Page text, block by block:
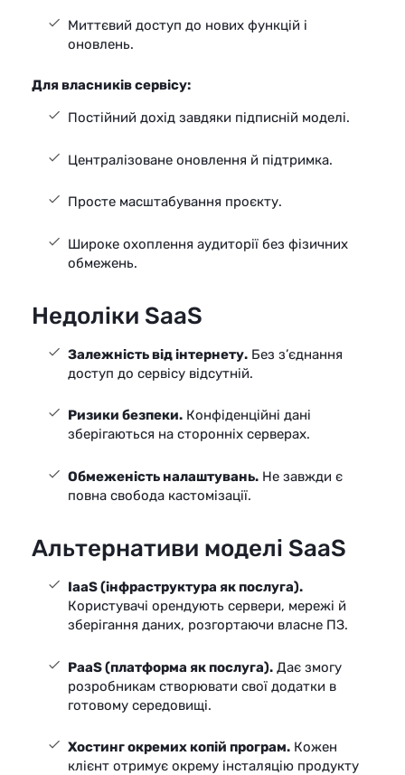
Миттєвий доступ до нових функцій і
оновлень.
Для власників сервісу:
Постійний дохід завдяки підписній моделі.
Централізоване оновлення й підтримка.
Просте масштабування проєкту.
Широке охоплення аудиторії без фізичних
обмежень.
Недоліки SaaS
Залежність від інтернету. Без з’єднання
доступ до сервісу відсутній.
Ризики безпеки. Конфіденційні дані
зберігаються на сторонніх серверах.
Обмеженість налаштувань. Не завжди є
повна свобода кастомізації.
Альтернативи моделі SaaS
IaaS (інфраструктура як послуга).
Користувачі орендують сервери, мережі й
зберігання даних, розгортаючи власне ПЗ.
PaaS (платформа як послуга). Дає змогу
розробникам створювати свої додатки в
готовому середовищі.
Хостинг окремих копій програм. Кожен
клієнт отримує окрему інсталяцію продукту